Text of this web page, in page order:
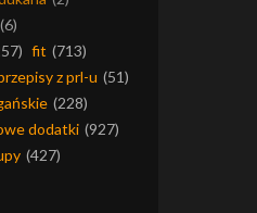
(6)
fit (713)
z prl-u (51)
(228)
dodatki (927)
(427)